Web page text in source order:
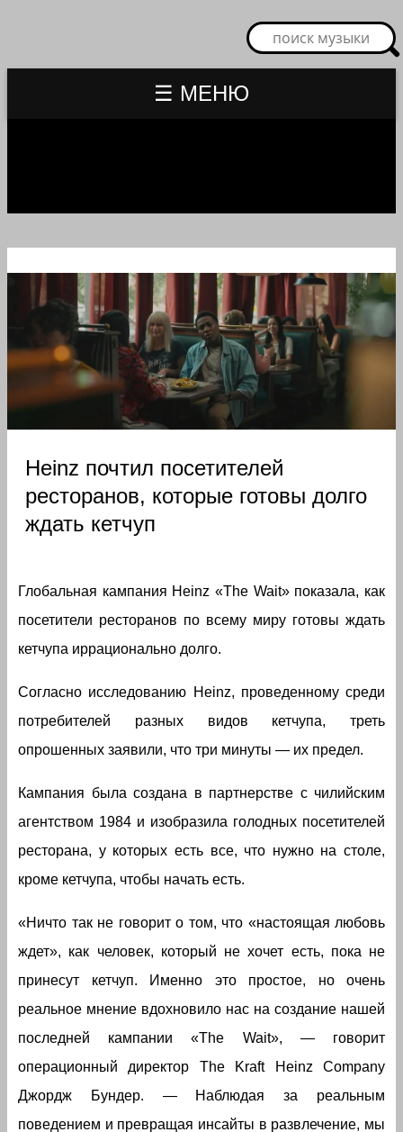
☰ МЕНЮ
Heinz почтил посетителей
ресторанов, которые готовы долго
ждать кетчуп
Глобальная кампания Heinz «The Wait» показала, как
посетители ресторанов по всему миру готовы ждать
кетчупа иррационально долго.
Согласно исследованию Heinz, проведенному среди
потребителей разных видов кетчупа, треть
опрошенных заявили, что три минуты — их предел.
Кампания была создана в партнерстве с чилийским
агентством 1984 и изобразила голодных посетителей
ресторана, у которых есть все, что нужно на столе,
кроме кетчупа, чтобы начать есть.
«Ничто так не говорит о том, что «настоящая любовь
ждет», как человек, который не хочет есть, пока не
принесут кетчуп. Именно это простое, но очень
реальное мнение вдохновило нас на создание нашей
последней кампании «The Wait», — говорит
операционный директор The Kraft Heinz Company
Джордж Бундер. — Наблюдая за реальным
поведением и превращая инсайты в развлечение, мы